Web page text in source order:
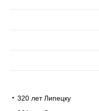
320 лет Липецку